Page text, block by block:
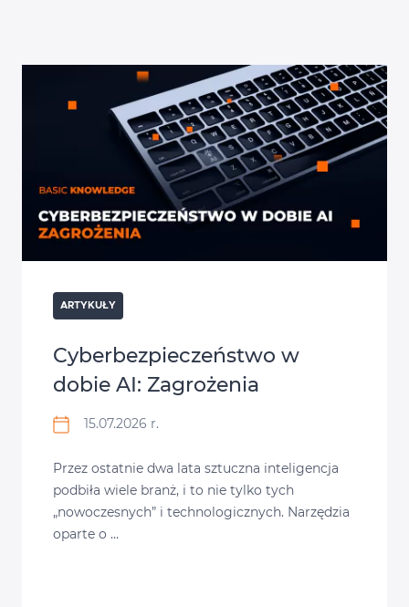
ARTYKUŁY
Cyberbezpieczeństwo w
dobie AI: Zagrożenia
15.07.2026 r.
Przez ostatnie dwa lata sztuczna inteligencja
podbiła wiele branż, i to nie tylko tych
„nowoczesnych” i technologicznych. Narzędzia
oparte o …